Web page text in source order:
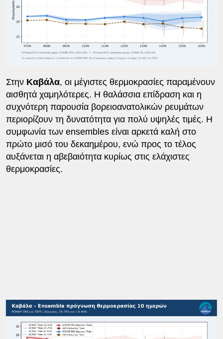
ΣτηνΚαβάλα, οι μέγιστες θερμοκρασίες παραμένουν
αισθητά χαμηλότερες. Η θαλάσσια επίδραση και η
συχνότερη παρουσία βορειοανατολικών ρευμάτων
περιορίζουν τη δυνατότητα για πολύ υψηλές τιμές. Η
συμφωνία των ensembles είναι αρκετά καλή στο
πρώτο μισό του δεκαημέρου, ενώ προς το τέλος
αυξάνεται η αβεβαιότητα κυρίως στις ελάχιστες
θερμοκρασίες.